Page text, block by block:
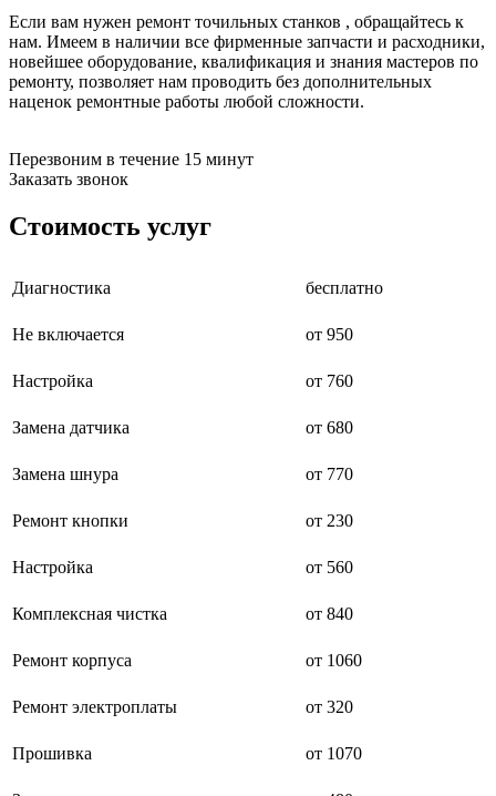
биноклей
блендеров
блинниц
блоков автоматики насосов
блоков диспетчеризации
блоков подключения
блоков управления
брошюраторов
буферных накопителей
бутербродниц
чайников
чебуречниц
чиллеров
датчиков протечки
дегидраторов
депозитных машин
Если вам нужен ремонт точильных станков , обращайтесь к
нам. Имеем в наличии все фирменные запчасти и расходники,
новейшее оборудование, квалификация и знания мастеров по
ремонту, позволяет нам проводить без дополнительных
наценок ремонтные работы любой сложности.
Перезвоним в течение 15 минут
Заказать звонок
Стоимость услуг
Диагностика бесплатно
Не включается от 950
Настройка от 760
Замена датчика от 680
Замена шнура от 770
Ремонт кнопки от 230
Настройка от 560
Комплексная чистка от 840
Ремонт корпуса от 1060
Ремонт электроплаты от 320
Прошивка от 1070